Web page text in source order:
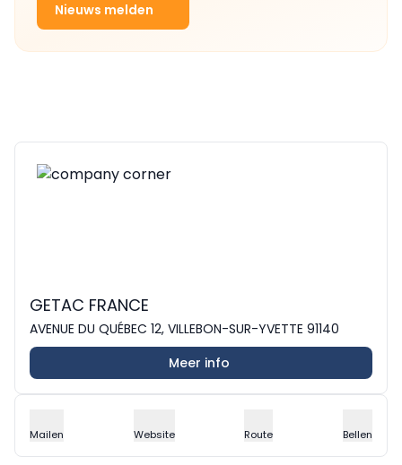
Nieuws melden
GETAC FRANCE
AVENUE DU QUÉBEC 12, VILLEBON-SUR-YVETTE 91140
Meer info
Mailen Website Route Bellen